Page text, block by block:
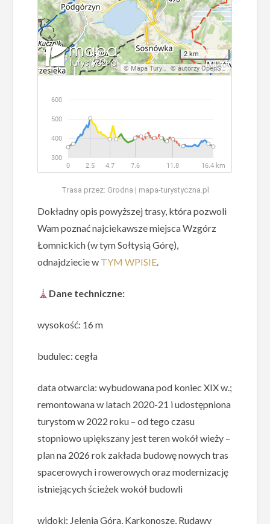
Trasa przez: Grodna | mapa-turystyczna.pl
Dokładny opis powyższej trasy, która pozwoli
Wam poznać najciekawsze miejsca Wzgórz
Łomnickich (w tym Sołtysią Górę),
odnajdziecie w TYM WPISIE.
Dane techniczne:
wysokość: 16 m
budulec: cegła
data otwarcia: wybudowana pod koniec XIX w.;
remontowana w latach 2020-21 i udostępniona
turystom w 2022 roku – od tego czasu
stopniowo upiększany jest teren wokół wieży –
plan na 2026 rok zakłada budowę nowych tras
spacerowych i rowerowych oraz modernizację
istniejących ścieżek wokół budowli
widoki: Jelenia Góra, Karkonosze, Rudawy